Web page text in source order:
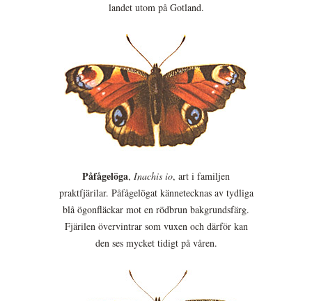
landet utom på Gotland.
Påfågelöga, Inachis io, art i familjen
praktfjärilar. Påfågelögat kännetecknas av tydliga
blå ögonfläckar mot en rödbrun bakgrundsfärg.
Fjärilen övervintrar som vuxen och därför kan
den ses mycket tidigt på våren.